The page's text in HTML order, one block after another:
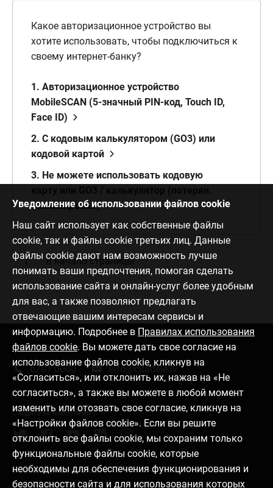
Какое авторизационное устройство вы
хотите использовать, чтобы подключиться к
своему интернет-банку?
1. Авторизационное устройство
MobileSCAN (5-значный PIN-код, Touch ID,
Face ID)
2. С кодовым калькулятором (GO3) или
кодовой картой
3. Не можете использовать кодовую
заблокирован)
В начало страницы
Уведомление об использовании файлов cookie
Наш сайт использует как собственные файлы
cookie, так и файлы cookie третьих лиц. Данные
файлы cookie дают нам возможность лучше
понимать ваши предпочтения, помогая сделать
использование сайта и онлайн-услуг более удобным
для вас, а также позволяют предлагать
отвечающие вашим интересам сервисы и
информацию. Подробнее в Правилах использования
файлов cookie. Вы можете дать свое согласие на
использование файлов cookie, кликнув на
«Согласиться», или отклонить их, нажав на «Не
согласиться», а также вы можете в любой момент
изменить или отозвать свое согласие, кликнув на
«Настройки файлов cookie». Если вы решите
отклонить все файлы cookie, мы сохраним только
функциональные файлы cookie, которые
необходимы для обеспечения функционирования и
безопасности сайта и для использования которых
Связаться с нами
6701 0000 info@citadele.lv
Следите за новостями
Установить приложение